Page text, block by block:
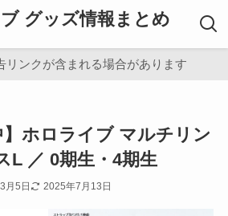
グッズ情報まとめ
リンクが含まれる場合があります
】ホロライブ マルチリン
L ／ 0期生・4期生
月5日 2025年7月13日